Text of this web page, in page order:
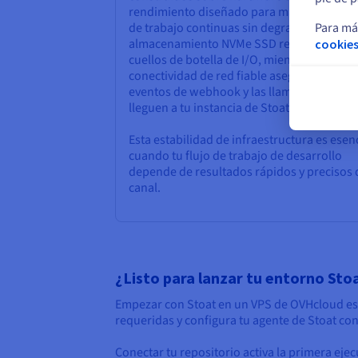
rendimiento diseñado para manejar cargas
de trabajo continuas sin degradación. El
almacenamiento NVMe SSD reduce los
cuellos de botella de I/O, mientras que la
conectividad de red fiable asegura que los
eventos de webhook y las llamadas a la API
lleguen a tu instancia de Stoat sin demora.
Esta estabilidad de infraestructura es
cuando tu flujo de trabajo de desarrollo
depende de resultados rápidos y precisos
canal.
¿Listo para lanzar tu entorno
Empezar con Stoat en un VPS de OVHcloud
requeridas y configura tu agente de Stoat
Conectar tu repositorio activa la primera
Para